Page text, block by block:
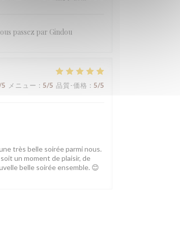
passez par Gindou
メニュー : 5/5 品質-価格 : 5/5
très belle soirée parmi nous.
un moment de plaisir, de
belle soirée ensemble. 😊